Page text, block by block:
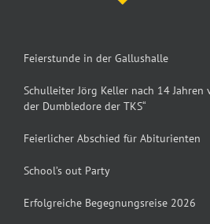
Feierstunde in der Gallushalle
Schulleiter Jörg Keller nach 14 Jahren
der Dumbledore der TKS“
Feierlicher Abschied für Abiturienten
School’s out Party
Erfolgreiche Begegnungsreise 2026